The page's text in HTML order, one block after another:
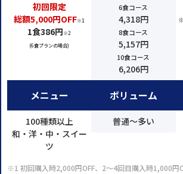
初回限定
総額5,000円OFF※1
1食386円※2
(6食プランの場合)
6食コース
4,318円
8食コース
5,157円
10食コース
6,206円
メニュー
100種類以上
和・洋・中・スイー
ツ
ボリューム
普通～多い
※1 初回購入時2,000円OFF、2～4回目購入時1,000円